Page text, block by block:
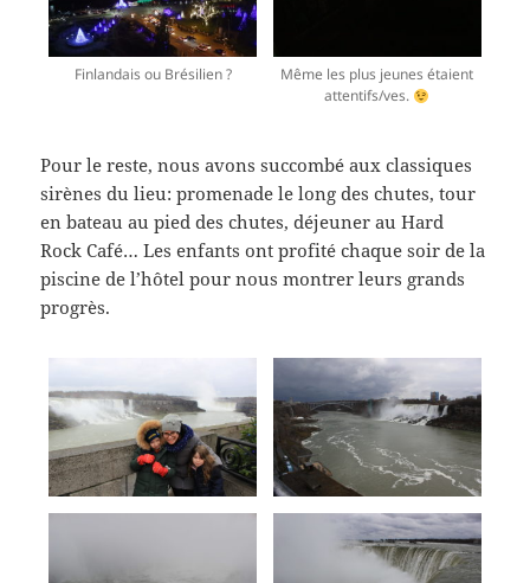
Finlandais ou Brésilien ?
Même les plus jeunes étaient
attentifs/ves.
Pour le reste, nous avons succombé aux classiques
sirènes du lieu: promenade le long des chutes, tour
en bateau au pied des chutes, déjeuner au Hard
Rock Café… Les enfants ont profité chaque soir de la
piscine de l’hôtel pour nous montrer leurs grands
progrès.